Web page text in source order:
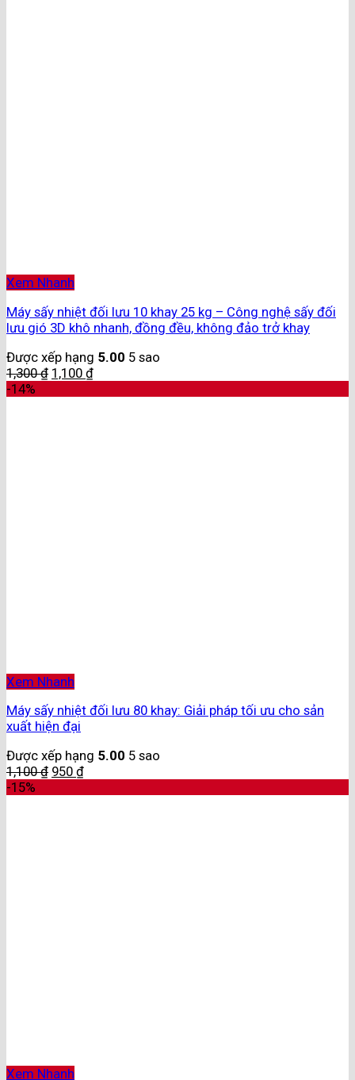
Xem Nhanh
Máy sấy nhiệt đối lưu 10 khay 25 kg – Công nghệ sấy đối
lưu gió 3D khô nhanh, đồng đều, không đảo trở khay
Được xếp hạng 5.00 5 sao
1,300₫ 1,100 ₫
-14%
Xem Nhanh
Máy sấy nhiệt đối lưu 80 khay: Giải pháp tối ưu cho sản
xuất hiện đại
Được xếp hạng 5.00 5 sao
1,100₫ 950 ₫
-15%
Xem Nhanh